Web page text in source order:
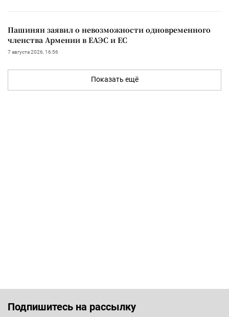
Пашинян заявил о невозможности одновременного
членства Армении в ЕАЭС и ЕС
7 августа 2026, 16:56
Показать ещё
Подпишитесь на рассылку